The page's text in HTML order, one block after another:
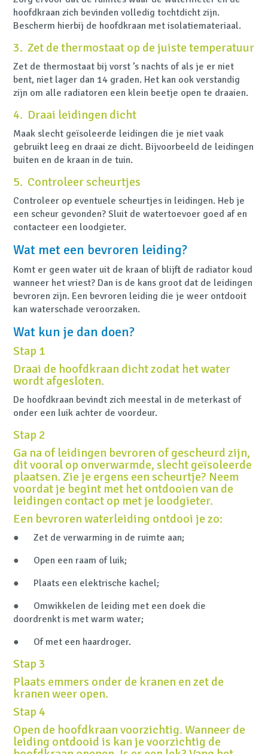
hoofdkraan zich bevinden volledig tochtdicht zijn.
Bescherm hierbij de hoofdkraan met isolatiemateriaal.
3. Zet de thermostaat op de juiste temperatuur
Zet de thermostaat bij vorst ’s nachts of als je er niet
bent, niet lager dan 14 graden. Het kan ook verstandig
zijn om alle radiatoren een klein beetje open te draaien.
4. Draai leidingen dicht
Maak slecht geïsoleerde leidingen die je niet vaak
gebruikt leeg en draai ze dicht. Bijvoorbeeld de leidingen
buiten en de kraan in de tuin.
5. Controleer scheurtjes
Controleer op eventuele scheurtjes in leidingen. Heb je
een scheur gevonden? Sluit de watertoevoer goed af en
contacteer een loodgieter.
Wat met een bevroren leiding?
Komt er geen water uit de kraan of blijft de radiator koud
wanneer het vriest? Dan is de kans groot dat de leidingen
bevroren zijn. Een bevroren leiding die je weer ontdooit
kan waterschade veroorzaken.
Wat kun je dan doen?
Stap 1
Draai de hoofdkraan dicht zodat het water
wordt afgesloten.
De hoofdkraan bevindt zich meestal in de meterkast of
onder een luik achter de voordeur.
Stap 2
Ga na of leidingen bevroren of gescheurd zijn,
dit vooral op onverwarmde, slecht geïsoleerde
plaatsen. Zie je ergens een scheurtje? Neem
voordat je begint met het ontdooien van de
leidingen contact op met je loodgieter.
Een bevroren waterleiding ontdooi je zo:
● Zet de verwarming in de ruimte aan;
● Open een raam of luik;
● Plaats een elektrische kachel;
● Omwikkelen de leiding met een doek die
doordrenkt is met warm water;
● Of met een haardroger.
Stap 3
Plaats emmers onder de kranen en zet de
kranen weer open.
Stap 4
Open de hoofdkraan voorzichtig. Wanneer de
leiding ontdooid is kan je voorzichtig de